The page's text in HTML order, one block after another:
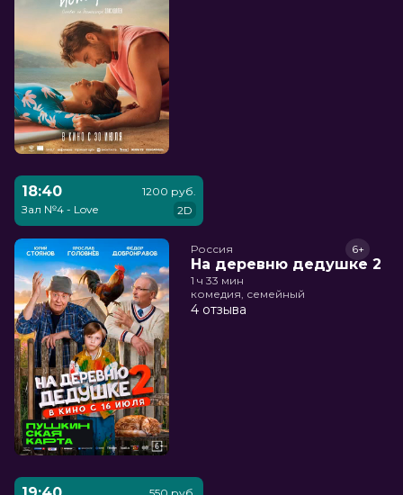
18:40
Зал №4 - Love
1200 руб.
2D
Россия
На деревню дедушке 2
6+
1 ч 33 мин
комедия, семейный
4 отзыва
550 руб.